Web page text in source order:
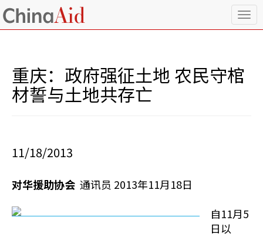
T
o
e
重庆：政府强征土地 农民守棺
材誓与土地共存亡
11/18/2013
对华援助协会 通讯员 2013年11月18日
自11月5
日以